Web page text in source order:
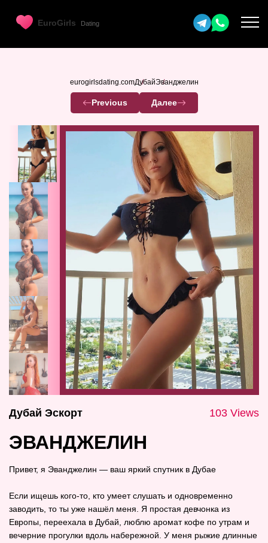
eurogirlsdating.comДубайЭванджелин
Previous Далее
Дубай Эскорт 103 Views
ЭВАНДЖЕЛИН
Привет, я Эванджелин — ваш яркий спутник в Дубае
Если ищешь кого‑то, кто умеет слушать и одновременно
заводить, то ты уже нашёл меня. Я простая девчонка из
Европы, переехала в Дубай, люблю аромат кофе по утрам и
вечерние прогулки вдоль набережной. У меня рыжие длинные